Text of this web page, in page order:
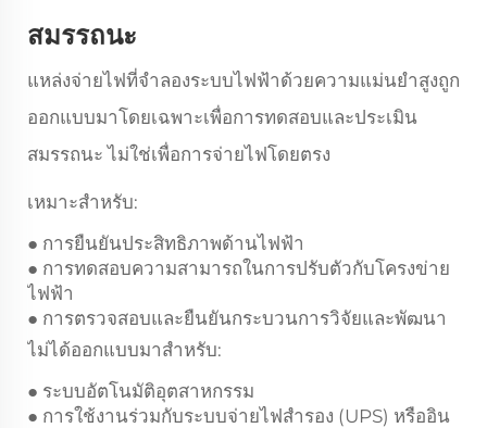
สมรรถนะ
แหล่งจ่ายไฟที่จำลองระบบไฟฟ้าด้วยความแม่นยำสูงถูก
ออกแบบมาโดยเฉพาะเพื่อการทดสอบและประเมิน
สมรรถนะ ไม่ใช่เพื่อการจ่ายไฟโดยตรง
เหมาะสำหรับ:
● การยืนยันประสิทธิภาพด้านไฟฟ้า
● การทดสอบความสามารถในการปรับตัวกับโครงข่าย
ไฟฟ้า
● การตรวจสอบและยืนยันกระบวนการวิจัยและพัฒนา
ไม่ได้ออกแบบมาสำหรับ:
● ระบบอัตโนมัติอุตสาหกรรม
● การใช้งานร่วมกับระบบจ่ายไฟสำรอง (UPS) หรืออิน